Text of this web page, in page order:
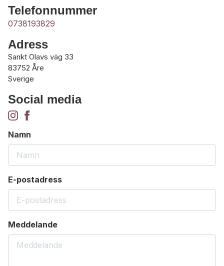
Telefonnummer
0738193829
Adress
Sankt Olavs väg 33
83752 Åre
Sverige
Social media
Namn
E-postadress
Meddelande